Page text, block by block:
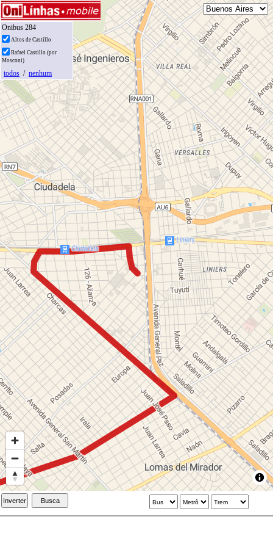
Onibus 284
Altos de Castillo
Rafael Castillo (por
Mosconi)
todos / nenhum